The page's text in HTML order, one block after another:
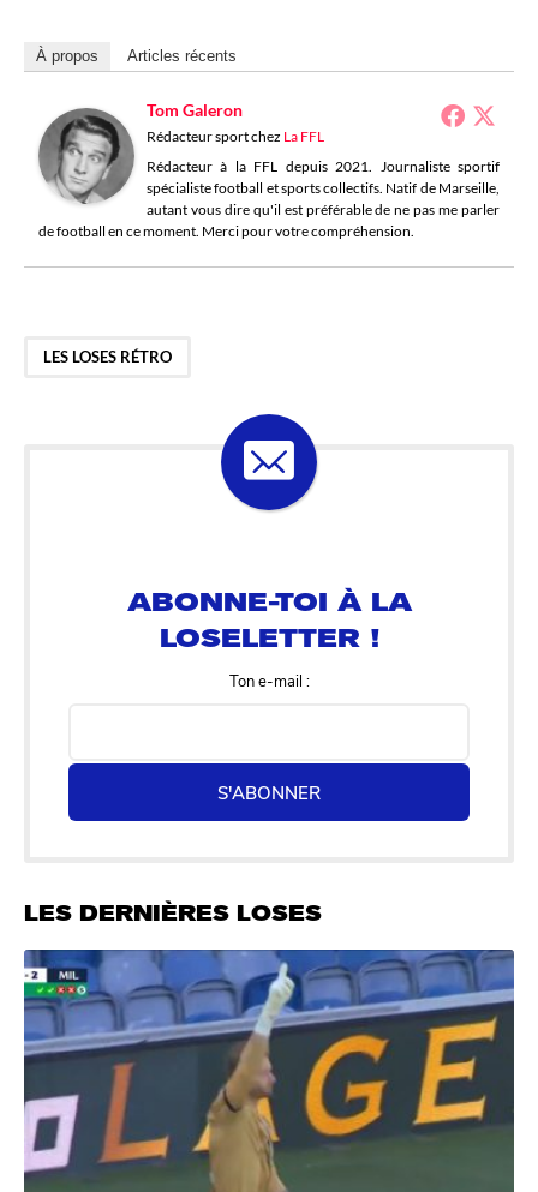
À propos Articles récents
Tom Galeron
Rédacteur sportchez La FFL
Rédacteur à la FFL depuis 2021. Journaliste sportif
spécialiste football et sports collectifs. Natif de Marseille,
autant vous dire qu'il est préférable de ne pas me parler
de football en ce moment. Merci pour votre compréhension.
LES LOSES RÉTRO
Ton e-mail :
S'ABONNER
LES DERNIÈRES LOSES